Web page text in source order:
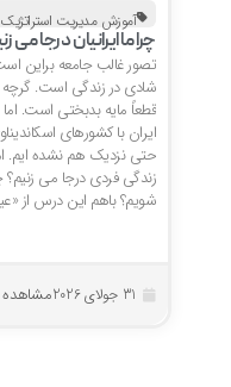
آموزش مدیریت استراتژیک
چرا ما ایرانیان درجا می زنیم؟
تصور غالب جامعه براین
شادی در زندگی است. گرچه پول
قطعاً مایه بدبختی است. اما
ایران با کشورهای اسکاندیناوی
حتی نزدیک هم نشده ایم. اما
زندگی فردی درجا می زنیم؟
شویم؟ باهم این درس از «عیب
مشاهده